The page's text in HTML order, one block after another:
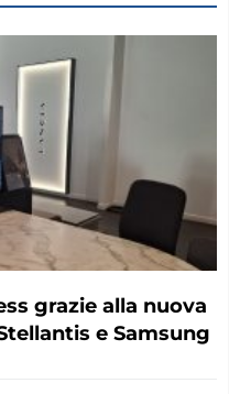
grazie alla nuova
e Samsung